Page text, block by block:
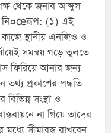
থেকে জনাব আব্দুল
নি¤œরূপ: (১) এই
স্থানীয় এনজিও ও
সমন্বয় গড়ে তুলতে
ফিরিয়ে আনার জন্য
তথ্য প্রকাশের পদ্ধতি
সংস্থা ও
না গিয়ে তাদের
মধ্যে সীমাবদ্ধ রাখবেন